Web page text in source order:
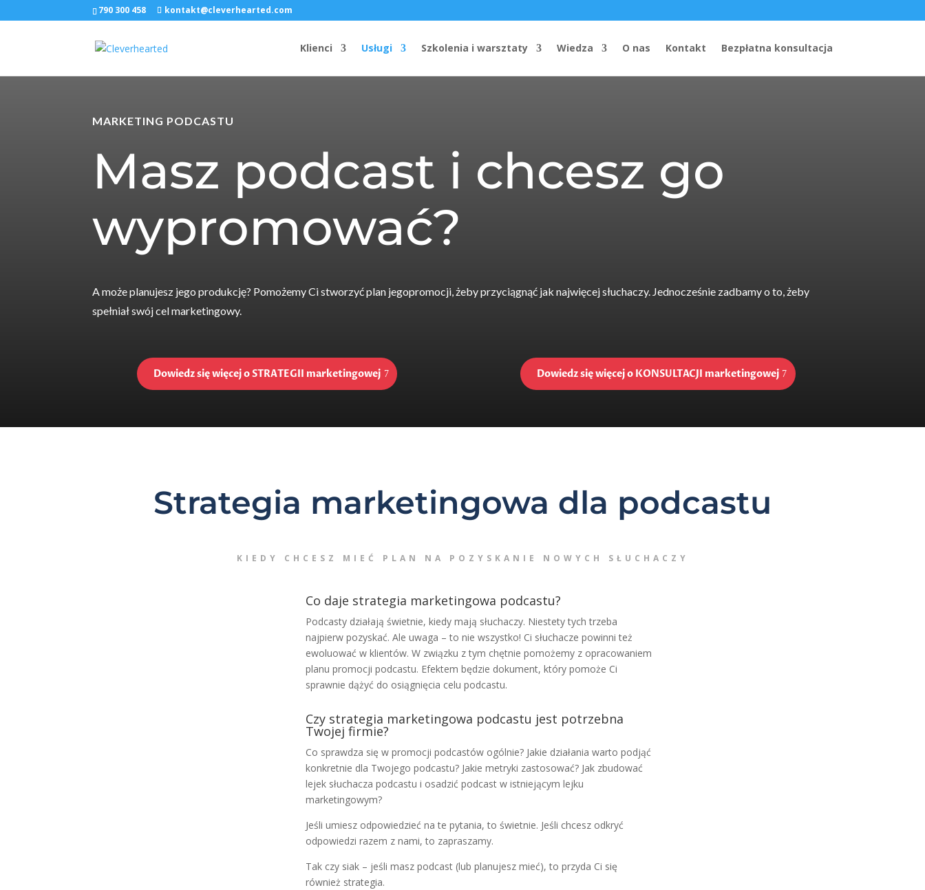
790 300 458 kontakt@cleverhearted.com
Klienci Usługi Szkolenia i warsztaty Wiedza O nas Kontakt Bezpłatna konsultacja
MARKETING PODCASTU
Masz podcast i chcesz go
wypromować?
A może planujesz jego produkcję? Pomożemy Ci stworzyć plan jegopromocji, żeby przyciągnąć jak najwięcej słuchaczy. Jednocześnie zadbamy o to, żeby
spełniał swój cel marketingowy.
Dowiedz się więcej o STRATEGII marketingowej Dowiedz się więcej o KONSULTACJI marketingowej
Strategia marketingowa dla podcastu
KIEDY CHCESZ MIEĆ PLAN NA POZYSKANIE NOWYCH SŁUCHACZY
Co daje strategia marketingowa podcastu?
Podcasty działają świetnie, kiedy mają słuchaczy. Niestety tych trzeba
najpierw pozyskać. Ale uwaga – to nie wszystko! Ci słuchacze powinni też
ewoluować w klientów. W związku z tym chętnie pomożemy z opracowaniem
planu promocji podcastu. Efektem będzie dokument, który pomoże Ci
sprawnie dążyć do osiągnięcia celu podcastu.
Czy strategia marketingowa podcastu jest potrzebna
Twojej firmie?
Co sprawdza się w promocji podcastów ogólnie? Jakie działania warto podjąć
konkretnie dla Twojego podcastu? Jakie metryki zastosować? Jak zbudować
lejek słuchacza podcastu i osadzić podcast w istniejącym lejku
marketingowym?
Jeśli umiesz odpowiedzieć na te pytania, to świetnie. Jeśli chcesz odkryć
odpowiedzi razem z nami, to zapraszamy.
Tak czy siak – jeśli masz podcast (lub planujesz mieć), to przyda Ci się
również strategia.